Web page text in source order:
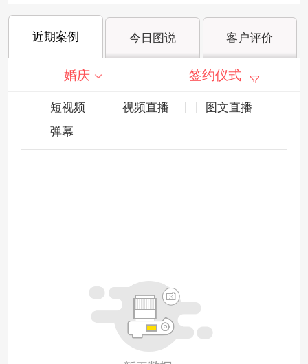
近期案例 今日图说 客户评价
婚庆 签约仪式
短视频 视频直播
图文直播
弹幕